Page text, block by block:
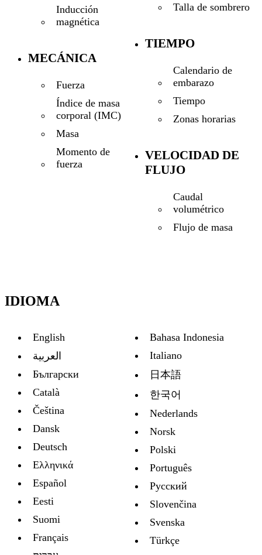
Inducción
magnética
MECÁNICA
Fuerza
Índice de masa
corporal (IMC)
Masa
Momento de
fuerza
Talla de sombrero
TIEMPO
Calendario de
embarazo
Tiempo
Zonas horarias
VELOCIDAD DE
FLUJO
Caudal
volumétrico
Flujo de masa
IDIOMA
English
العربية
Български
Català
Čeština
Dansk
Deutsch
Ελληνικά
Español
Eesti
Suomi
Français
Bahasa Indonesia
Italiano
日本語
한국어
Nederlands
Norsk
Polski
Português
Русский
Slovenčina
Svenska
Türkçe